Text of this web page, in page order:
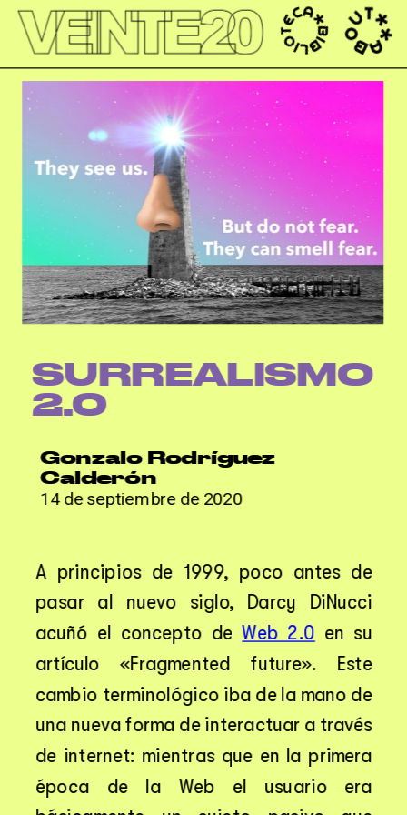
SURREALISMO
2.0
Gonzalo Rodríguez
Calderón
14 de septiembre de 2020
A principios de 1999, poco antes de
pasar al nuevo siglo, Darcy DiNucci
acuñó el concepto de Web 2.0 en su
artículo «Fragmented future». Este
cambio terminológico iba de la mano de
una nueva forma de interactuar a través
de internet: mientras que en la primera
época de la Web el usuario era